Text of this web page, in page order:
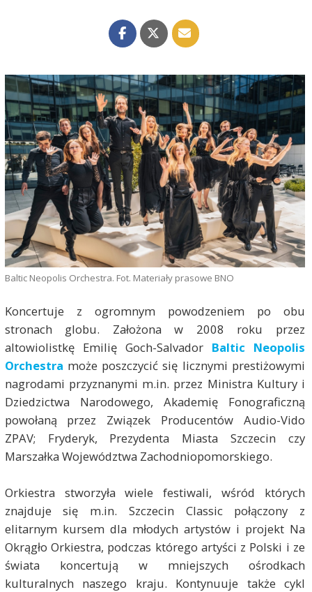
Baltic Neopolis Orchestra. Fot. Materiały prasowe BNO
Koncertuje z ogromnym powodzeniem po obu
stronach globu. Założona w 2008 roku przez
altowiolistkę Emilię Goch-Salvador Baltic Neopolis
Orchestra może poszczycić się licznymi prestiżowymi
nagrodami przyznanymi m.in. przez Ministra Kultury i
Dziedzictwa Narodowego, Akademię Fonograficzną
powołaną przez Związek Producentów Audio-Vido
ZPAV; Fryderyk, Prezydenta Miasta Szczecin czy
Marszałka Województwa Zachodniopomorskiego.
Orkiestra stworzyła wiele festiwali, wśród których
znajduje się m.in. Szczecin Classic połączony z
elitarnym kursem dla młodych artystów i projekt Na
Okrągło Orkiestra, podczas którego artyści z Polski i ze
świata koncertują w mniejszych ośrodkach
kulturalnych naszego kraju. Kontynuuje także cykl